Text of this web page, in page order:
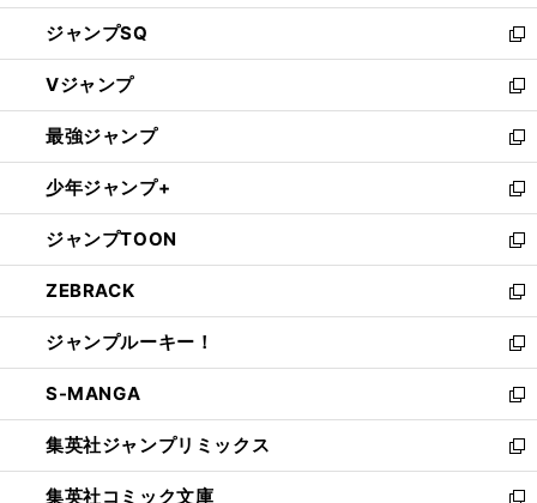
し
い
ウ
ィ
ン
ド
ウ
で
開
く
ジャンプSQ
新
し
い
ウ
ィ
ン
ド
ウ
で
開
く
Vジャンプ
新
し
い
ウ
ィ
ン
ド
ウ
で
開
く
最強ジャンプ
新
し
い
ウ
ィ
ン
ド
ウ
で
開
く
少年ジャンプ+
新
し
い
ウ
ィ
ン
ド
ウ
で
開
く
ジャンプTOON
新
し
い
ウ
ィ
ン
ド
ウ
で
開
く
ZEBRACK
新
し
い
ウ
ィ
ン
ド
ウ
で
ジャンプルーキー！
新
し
い
ウ
ィ
ン
ド
S-MANGA
新
し
い
ウ
集英社ジャンプリミックス
新
し
集英社コミック文庫